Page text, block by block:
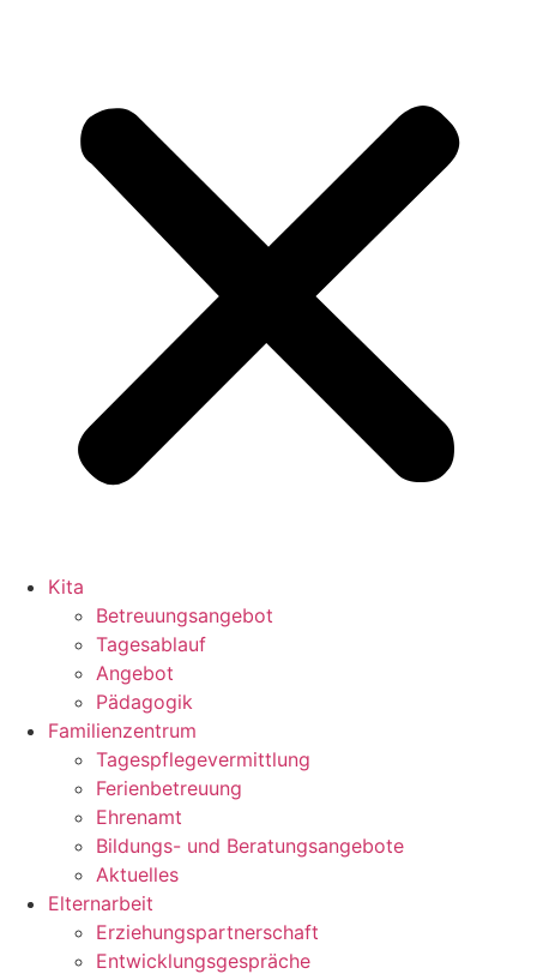
Kita
Betreuungsangebot
Tagesablauf
Angebot
Pädagogik
Familienzentrum
Tagespflegevermittlung
Ferienbetreuung
Ehrenamt
Bildungs- und Beratungsangebote
Aktuelles
Elternarbeit
Erziehungspartnerschaft
Entwicklungsgespräche